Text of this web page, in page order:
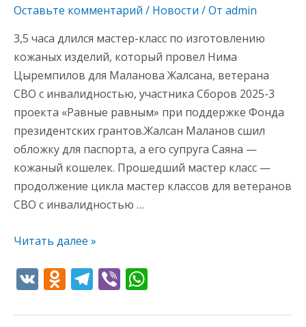
Оставьте комментарий / Новости / От admin
3,5 часа длился мастер-класс по изготовлению
кожаных изделий, который провел Нима
Цыремпилов для Маланова Жалсана, ветерана
СВО с инвалидностью, участника Сборов 2025-3
проекта «Равные равным» при поддержке Фонда
президентских грантов.Жалсан Маланов сшил
обложку для паспорта, а его супруга Саяна —
кожаный кошелек. Прошедший мастер класс —
продолжение цикла мастер классов для ветеранов
СВО с инвалидностью …
Читать далее »
V
K
O
d
T
el
Vi
b